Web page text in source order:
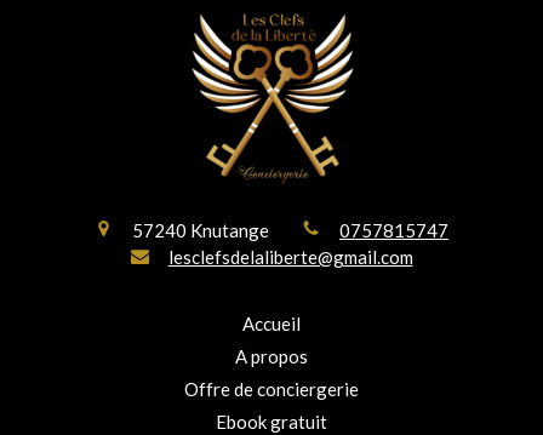
57240 Knutange
0757815747
lesclefsdelaliberte@gmail.com
Accueil
A propos
Offre de conciergerie
Ebook gratuit